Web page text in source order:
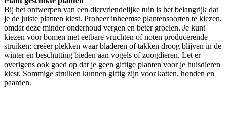
Bij het ontwerpen van een diervriendelijke tuin is het belangrijk dat
je de juiste planten kiest. Probeer inheemse plantensoorten te kiezen,
omdat deze minder onderhoud vergen en beter groeien. Je kunt
kiezen voor bomen met eetbare vruchten of noten producerende
struiken; creëer plekken waar bladeren of takken droog blijven in de
winter en beschutting bieden aan vogels of zoogdieren. Let er
overigens ook goed op dat je geen giftige planten voor je huisdieren
kiest. Sommige struiken kunnen giftig zijn voor katten, honden en
paarden.